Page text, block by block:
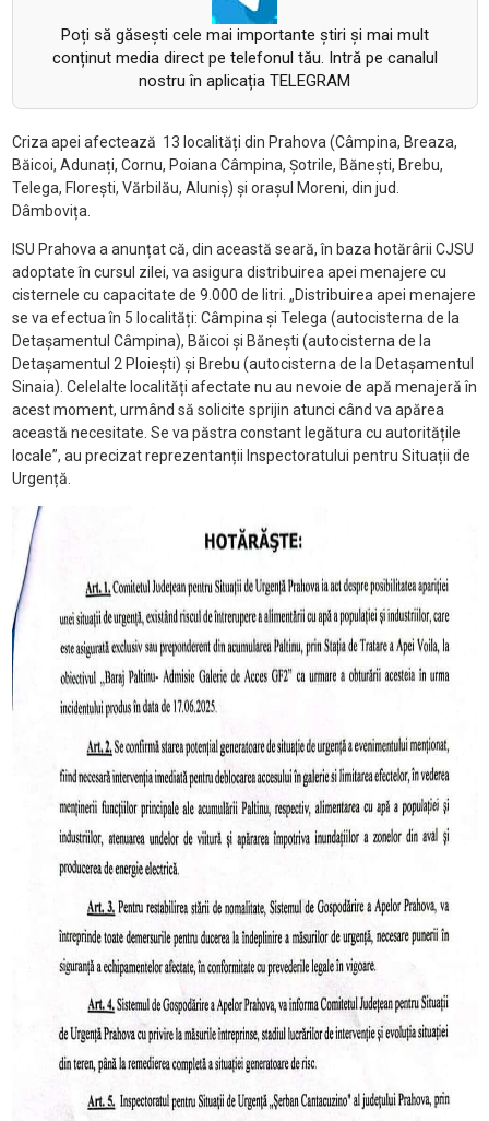
Poți să găsești cele mai importante știri și mai mult
conținut media direct pe telefonul tău. Intră pe canalul
nostru în aplicația TELEGRAM
Criza apei afectează 13 localități din Prahova (Câmpina, Breaza,
Băicoi, Adunați, Cornu, Poiana Câmpina, Șotrile, Bănești, Brebu,
Telega, Florești, Vărbilău, Aluniș) și orașul Moreni, din jud.
Dâmbovița.
ISU Prahova a anunțat că, din această seară, în baza hotărârii CJSU
adoptate în cursul zilei, va asigura distribuirea apei menajere cu
cisternele cu capacitate de 9.000 de litri. „Distribuirea apei menajere
se va efectua în 5 localități: Câmpina și Telega (autocisterna de la
Detașamentul Câmpina), Băicoi și Bănești (autocisterna de la
Detașamentul 2 Ploiești) și Brebu (autocisterna de la Detașamentul
Sinaia). Celelalte localități afectate nu au nevoie de apă menajeră în
acest moment, urmând să solicite sprijin atunci când va apărea
această necesitate. Se va păstra constant legătura cu autoritățile
locale”, au precizat reprezentanții Inspectoratului pentru Situații de
Urgență.